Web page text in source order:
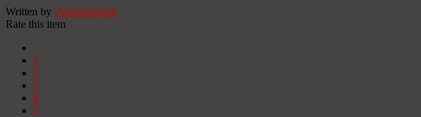
Written by Administrator
Rate this item
1
2
3
4
5